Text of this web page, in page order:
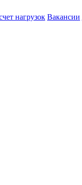
нагрузок Вакансии